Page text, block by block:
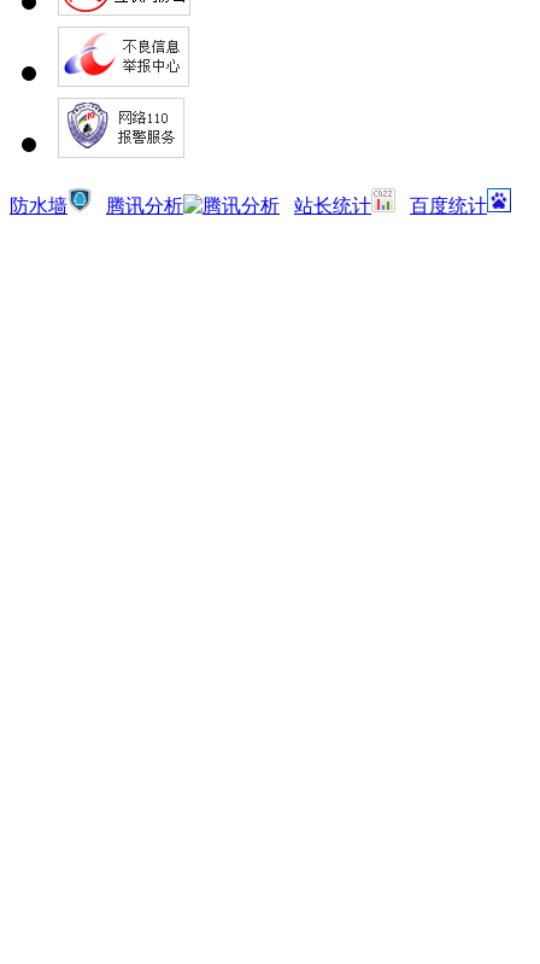
防水墙 腾讯分析 站长统计 百度统计